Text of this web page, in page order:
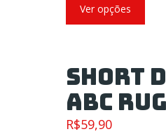
Ver opções
Short
ABC
R$59,90